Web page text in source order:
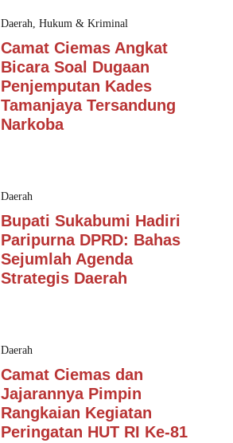
Daerah, Hukum & Kriminal
Camat Ciemas Angkat
Bicara Soal Dugaan
Penjemputan Kades
Tamanjaya Tersandung
Narkoba
Daerah
Bupati Sukabumi Hadiri
Paripurna DPRD: Bahas
Sejumlah Agenda
Strategis Daerah
Daerah
Camat Ciemas dan
Jajarannya Pimpin
Rangkaian Kegiatan
Peringatan HUT RI Ke-81